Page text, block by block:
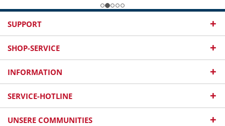
SUPPORT
SHOP-SERVICE
INFORMATION
SERVICE-HOTLINE
UNSERE COMMUNITIES